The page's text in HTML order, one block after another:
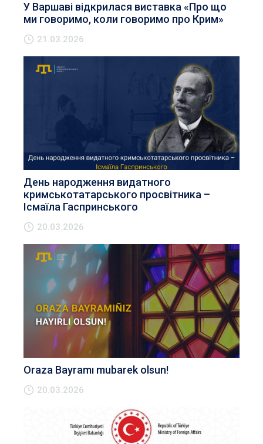
У Варшаві відкрилася виставка «Про що
ми говоримо, коли говоримо про Крим»
21.03.2026
День народження видатного
кримськотатарського просвітника –
Ісмаїла Гаспринського
20.03.2026
Oraza Bayramı mubarek olsun!
20.03.2026